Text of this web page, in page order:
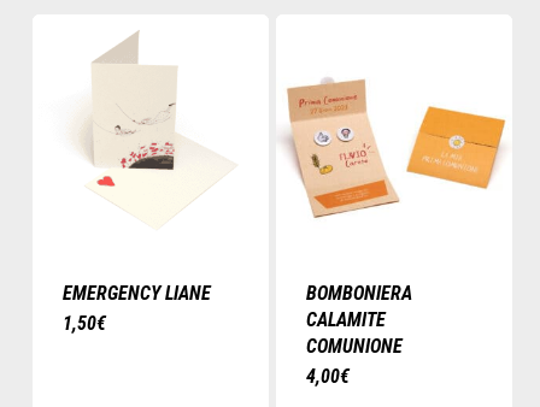
EMERGENCY LIANE
1,50€
BOMBONIERA
CALAMITE
COMUNIONE
4,00€